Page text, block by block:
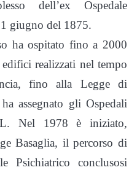
dell’ex Ospedale
giugno del 1875.
ha ospitato fino a 2000
realizzati nel tempo
fino alla Legge di
assegnato gli Ospedali
Nel 1978 è iniziato,
Basaglia, il percorso di
Psichiatrico conclusosi